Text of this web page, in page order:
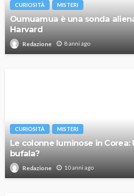
CURIOSITÀ MISTERI
Oumuamua è una sonda
Harvard
Redazione 8 anni ago
CURIOSITÀ MISTERI
Le colonne luminose in Corea:
bufala?
Redazione 10 anni ago